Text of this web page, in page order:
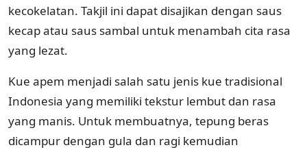
kecokelatan. Takjil ini dapat disajikan dengan saus
kecap atau saus sambal untuk menambah cita rasa
yang lezat.
Kue apem menjadi salah satu jenis kue tradisional
Indonesia yang memiliki tekstur lembut dan rasa
yang manis. Untuk membuatnya, tepung beras
dicampur dengan gula dan ragi kemudian